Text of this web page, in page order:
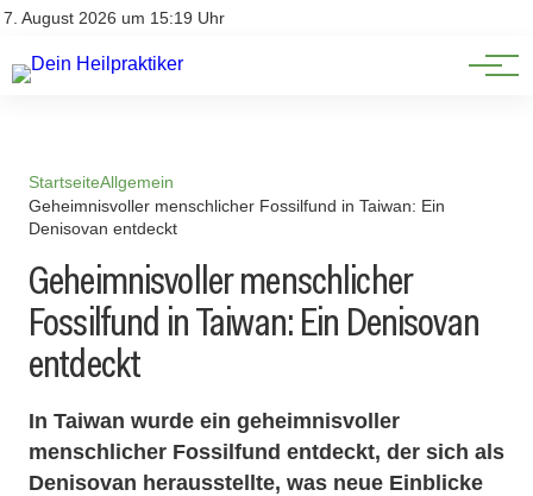
7. August 2026 um 15:19 Uhr
Impressum
Natürliche Medizin
Heilpflanzen & Kräuterkunde
StartseiteAllgemein
Geheimnisvoller menschlicher Fossilfund in Taiwan: Ein
Denisovan entdeckt
Geheimnisvoller menschlicher
Fossilfund in Taiwan: Ein Denisovan
entdeckt
In Taiwan wurde ein geheimnisvoller
menschlicher Fossilfund entdeckt, der sich als
Denisovan herausstellte, was neue Einblicke